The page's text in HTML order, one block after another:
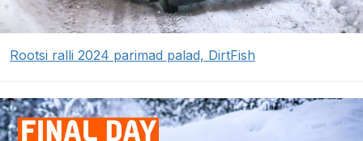
Rootsi ralli 2024 parimad palad, DirtFish